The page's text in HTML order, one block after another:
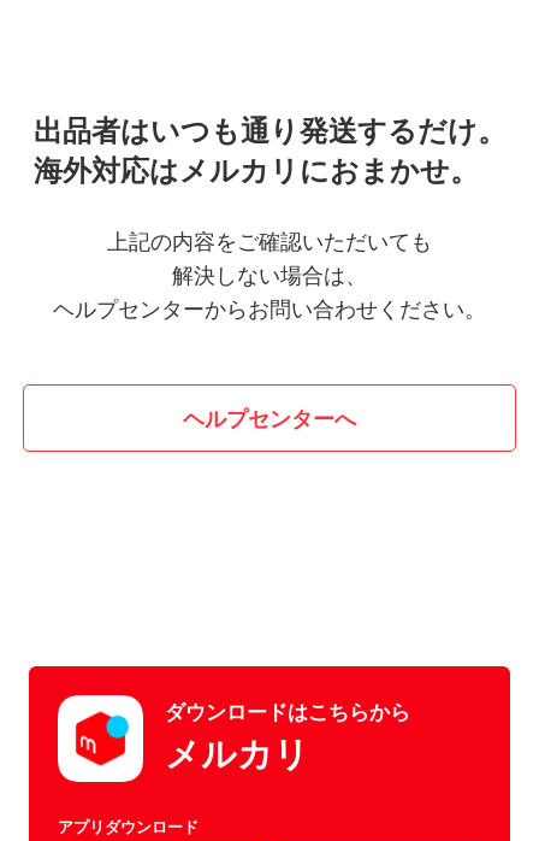
出品者はいつも通り発送するだけ。
海外対応はメルカリにおまかせ。
上記の内容をご確認いただいても
解決しない場合は、
ヘルプセンターからお問い合わせください。
ヘルプセンターへ
ダウンロードはこちらから
メルカリ
アプリダウンロード